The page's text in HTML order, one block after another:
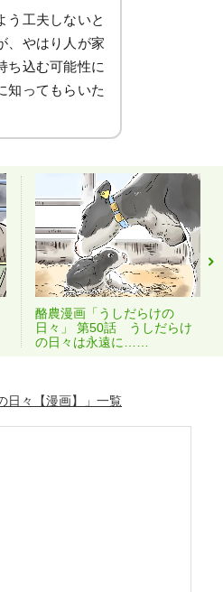
う工夫しないと
、やはり人が家
ち込む可能性に
知ってもらいた
酪農漫画「うしだらけの
日々」 第50話 うしだらけ
の日々は永遠に……
日々【漫画】」